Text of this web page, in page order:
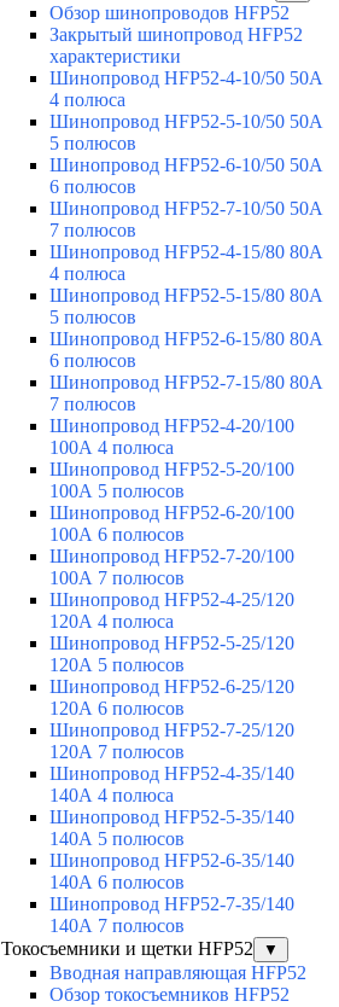
Обзор шинопроводов HFP52
Закрытый шинопровод HFP52
характеристики
Шинопровод HFP52-4-10/50 50A
4 полюса
Шинопровод HFP52-5-10/50 50А
5 полюсов
Шинопровод HFP52-6-10/50 50А
6 полюсов
Шинопровод HFP52-7-10/50 50А
7 полюсов
Шинопровод HFP52-4-15/80 80A
4 полюса
Шинопровод HFP52-5-15/80 80А
5 полюсов
Шинопровод HFP52-6-15/80 80А
6 полюсов
Шинопровод HFP52-7-15/80 80А
7 полюсов
Шинопровод HFP52-4-20/100
100А 4 полюса
Шинопровод HFP52-5-20/100
100А 5 полюсов
Шинопровод HFP52-6-20/100
100А 6 полюсов
Шинопровод HFP52-7-20/100
100А 7 полюсов
Шинопровод HFP52-4-25/120
120А 4 полюса
Шинопровод HFP52-5-25/120
120А 5 полюсов
Шинопровод HFP52-6-25/120
120А 6 полюсов
Шинопровод HFP52-7-25/120
120А 7 полюсов
Шинопровод HFP52-4-35/140
140А 4 полюса
Шинопровод HFP52-5-35/140
140А 5 полюсов
Шинопровод HFP52-6-35/140
140А 6 полюсов
Шинопровод HFP52-7-35/140
140А 7 полюсов
Токосъемники и щетки HFP52
▼
Вводная направляющая HFP52
Обзор токосъемников HFP52